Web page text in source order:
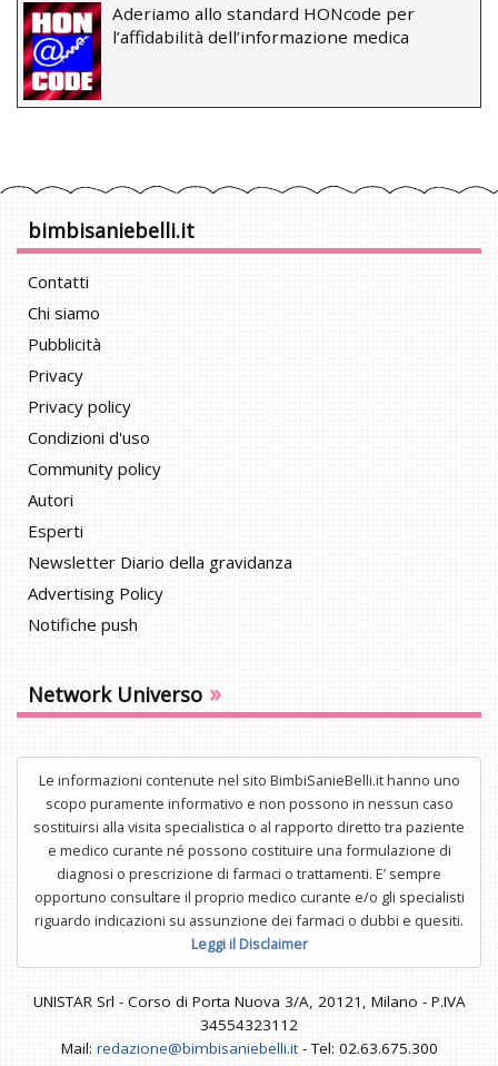
Aderiamo allo standard HONcode per
l’affidabilità dell’informazione medica
bimbisaniebelli.it
Contatti
Chi siamo
Pubblicità
Privacy
Privacy policy
Condizioni d'uso
Community policy
Autori
Esperti
Newsletter Diario della gravidanza
Advertising Policy
Notifiche push
Network Universo »
Le informazioni contenute nel sito BimbiSanieBelli.it hanno uno
scopo puramente informativo e non possono in nessun caso
sostituirsi alla visita specialistica o al rapporto diretto tra paziente
e medico curante né possono costituire una formulazione di
diagnosi o prescrizione di farmaci o trattamenti. E’ sempre
opportuno consultare il proprio medico curante e/o gli specialisti
riguardo indicazioni su assunzione dei farmaci o dubbi e quesiti.
Leggi il Disclaimer
UNISTAR Srl - Corso di Porta Nuova 3/A, 20121, Milano - P.IVA
34554323112
Mail: redazione@bimbisaniebelli.it- Tel: 02.63.675.300